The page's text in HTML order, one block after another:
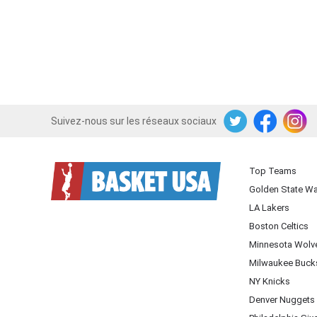
Suivez-nous sur les réseaux sociaux
TwitterFacebookInstagram
Top Teams
Golden State
LA Lakers
Boston Celtics
Minnesota
Milwaukee
NY Knicks
Denver Nuggets